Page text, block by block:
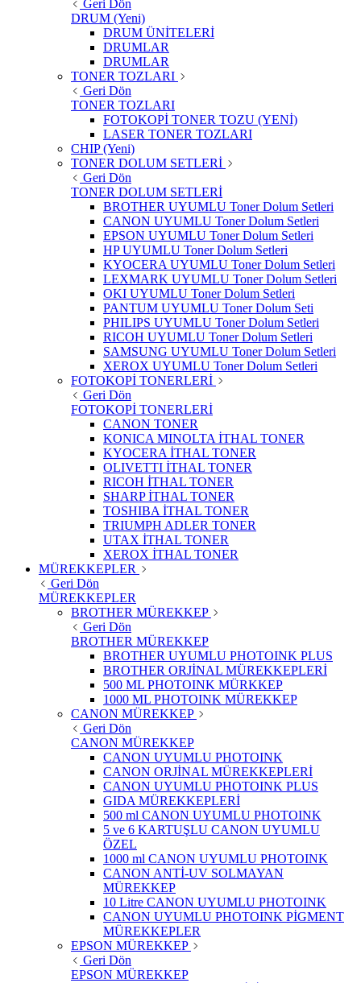
Geri Dön
DRUM (Yeni)
DRUM ÜNİTELERİ
DRUMLAR
DRUMLAR
TONER TOZLARI
Geri Dön
TONER TOZLARI
FOTOKOPİ TONER TOZU (YENİ)
LASER TONER TOZLARI
CHIP (Yeni)
TONER DOLUM SETLERİ
Geri Dön
TONER DOLUM SETLERİ
BROTHER UYUMLU Toner Dolum Setleri
CANON UYUMLU Toner Dolum Setleri
EPSON UYUMLU Toner Dolum Setleri
HP UYUMLU Toner Dolum Setleri
KYOCERA UYUMLU Toner Dolum Setleri
LEXMARK UYUMLU Toner Dolum Setleri
OKI UYUMLU Toner Dolum Setleri
PANTUM UYUMLU Toner Dolum Seti
PHILIPS UYUMLU Toner Dolum Setleri
RICOH UYUMLU Toner Dolum Setleri
SAMSUNG UYUMLU Toner Dolum Setleri
XEROX UYUMLU Toner Dolum Setleri
FOTOKOPİ TONERLERİ
Geri Dön
FOTOKOPİ TONERLERİ
CANON TONER
KONICA MINOLTA İTHAL TONER
KYOCERA İTHAL TONER
OLIVETTI İTHAL TONER
RICOH İTHAL TONER
SHARP İTHAL TONER
TOSHIBA İTHAL TONER
TRIUMPH ADLER TONER
UTAX İTHAL TONER
XEROX İTHAL TONER
MÜREKKEPLER
Geri Dön
MÜREKKEPLER
BROTHER MÜREKKEP
Geri Dön
BROTHER MÜREKKEP
BROTHER UYUMLU PHOTOINK PLUS
BROTHER ORJİNAL MÜREKKEPLERİ
500 ML PHOTOINK MÜRKKEP
1000 ML PHOTOINK MÜREKKEP
CANON MÜREKKEP
Geri Dön
CANON MÜREKKEP
CANON UYUMLU PHOTOINK
CANON ORJİNAL MÜREKKEPLERİ
CANON UYUMLU PHOTOINK PLUS
GIDA MÜREKKEPLERİ
500 ml CANON UYUMLU PHOTOINK
5 ve 6 KARTUŞLU CANON UYUMLU
ÖZEL
1000 ml CANON UYUMLU PHOTOINK
CANON ANTİ-UV SOLMAYAN
MÜREKKEP
10 Litre CANON UYUMLU PHOTOINK
CANON UYUMLU PHOTOINK PİGMENT
MÜREKKEPLER
EPSON MÜREKKEP
Geri Dön
EPSON MÜREKKEP